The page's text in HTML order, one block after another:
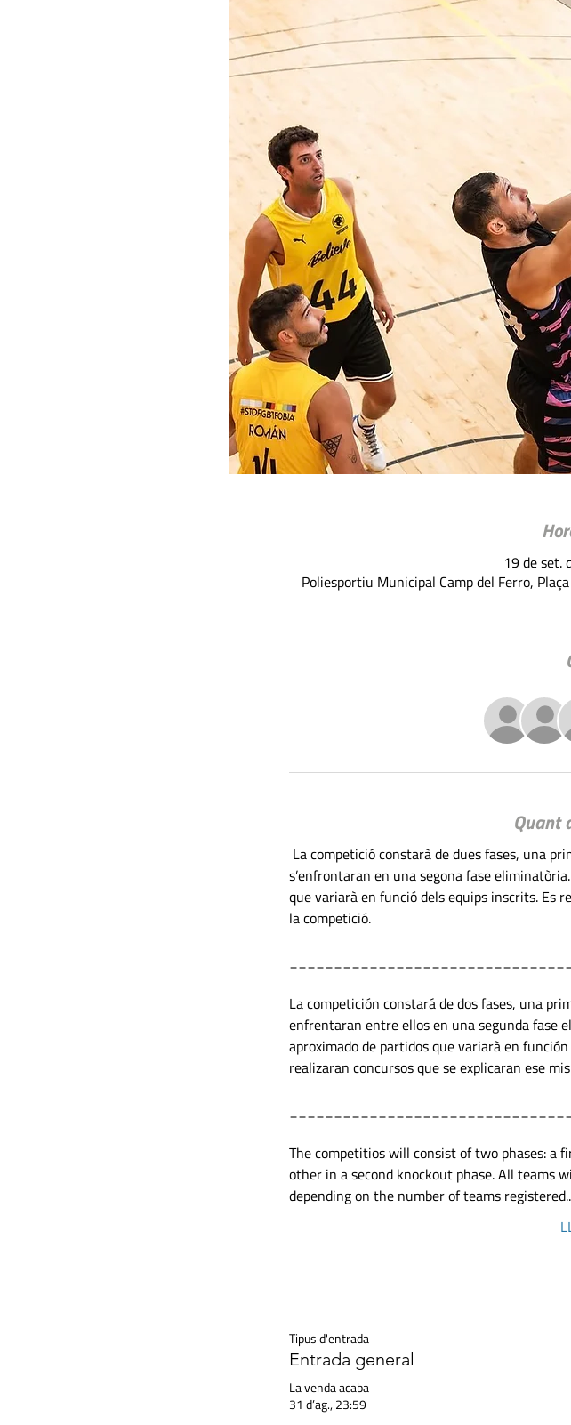
19 de set.
Poliesportiu Municipal Camp del Ferro,
Quant
La competició constarà de dues fases, una
s’enfrontaran en una segona fase
que variarà en funció dels equips inscrits. Es
la competició.
La competición constará de dos fases, una
enfrentaran entre ellos en una segunda fase
aproximado de partidos que variarà en
realizaran concursos que se explicaran ese
The competitios will consist of two phases: a
other in a second knockout phase. All teams
depending on the number of teams
Tipus d'entrada
Entrada general
La venda acaba
31 d’ag., 23:59